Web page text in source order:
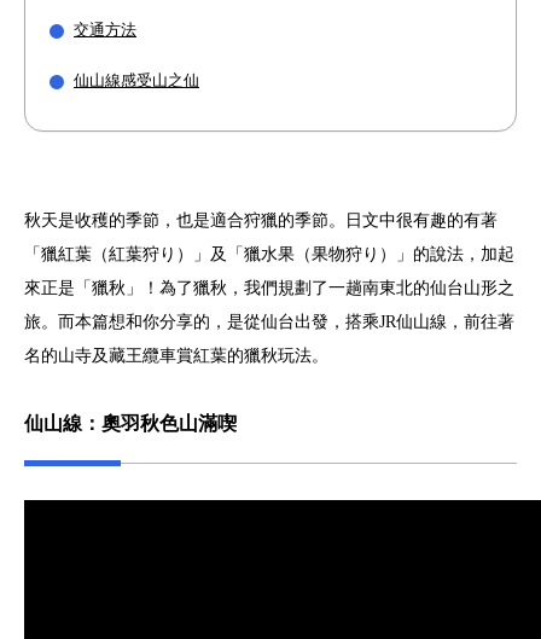
交通方法
仙山線感受山之仙
秋天是收穫的季節，也是適合狩獵的季節。日文中很有趣的有著
「獵紅葉（紅葉狩り）」及「獵水果（果物狩り）」的說法，加起
來正是「獵秋」！為了獵秋，我們規劃了一趟南東北的仙台山形之
旅。而本篇想和你分享的，是從仙台出發，搭乘JR仙山線，前往著
名的山寺及藏王纜車賞紅葉的獵秋玩法。
仙山線：奧羽秋色山滿喫